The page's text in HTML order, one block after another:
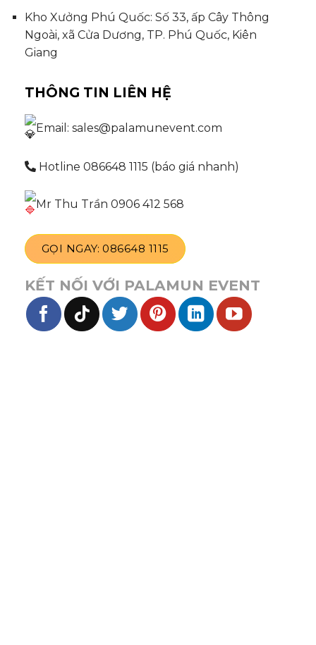
Kho Xưởng Phú Quốc: Số 33, ấp Cây Thông
Ngoài, xã Cửa Dương, TP. Phú Quốc, Kiên
Giang
THÔNG TIN LIÊN HỆ
Email: sales@palamunevent.com
Hotline 086648 1115 (báo giá nhanh)
Mr Thu Trần 0906 412 568
GỌI NGAY: 086648 1115
KẾT NỐI VỚI PALAMUN EVENT